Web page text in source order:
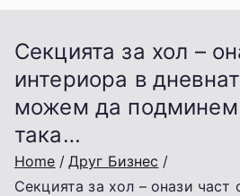
Секцията за хол –
интериора в
можем да подминем
така…
Home
Друг Бизнес
Секцията за хол – онази част